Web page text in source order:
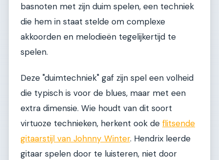
basnoten met zijn duim spelen, een techniek
die hem in staat stelde om complexe
akkoorden en melodieën tegelijkertijd te
spelen.
Deze "duimtechniek" gaf zijn spel een volheid
die typisch is voor de blues, maar met een
extra dimensie. Wie houdt van dit soort
virtuoze technieken, herkent ook de flitsende
gitaarstijl van Johnny Winter. Hendrix leerde
gitaar spelen door te luisteren, niet door